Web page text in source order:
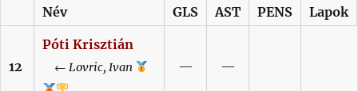
Név GLS AST PENS Lapok
12
Póti Krisztián
← Lovric, Ivan — —